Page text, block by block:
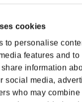
cookies
to personalise
features and
information
social media,
who may